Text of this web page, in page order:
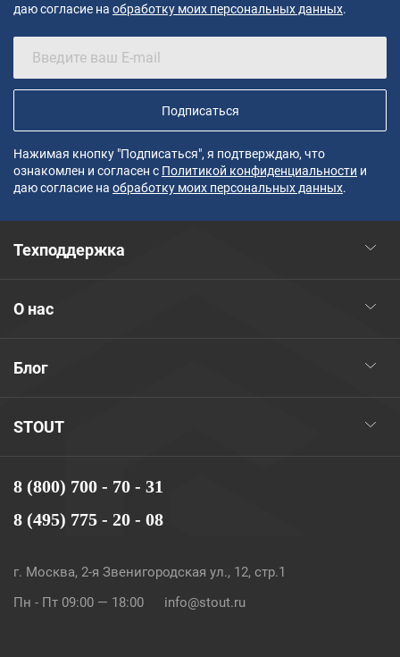
даю согласие на обработку моих персональных данных.
Подписаться
Нажимая кнопку "Подписаться", я подтверждаю, что
ознакомлен и согласен с Политикой конфиденциальности и
даю согласие на обработку моих персональных данных.
8 (800) 700 - 70 - 31
8 (495) 775 - 20 - 08
г. Москва, 2-я Звенигородская ул., 12, стр.1
Пн - Пт 09:00 — 18:00
info@stout.ru
STOUT
Блог
О нас
Техподдержка